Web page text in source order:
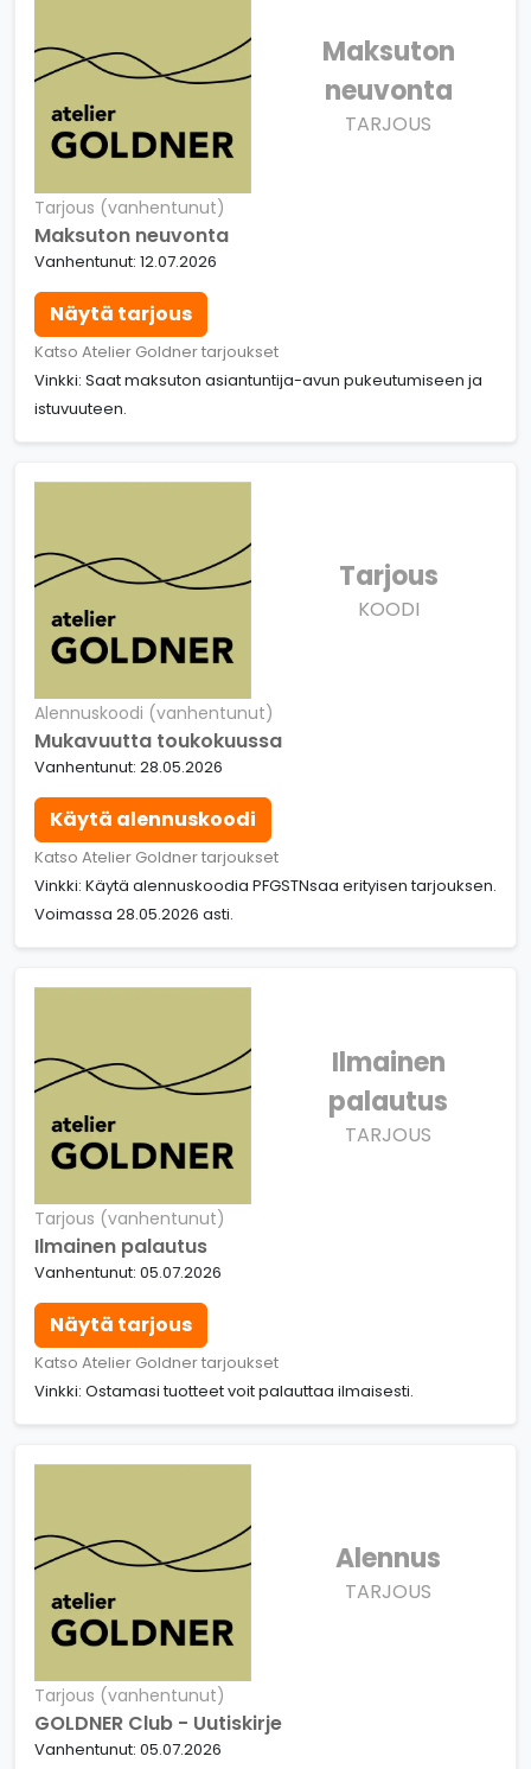
Maksuton
neuvonta
TARJOUS
Tarjous (vanhentunut)
Maksuton neuvonta
Vanhentunut: 12.07.2026
Näytä tarjous
Katso Atelier Goldner tarjoukset
Vinkki: Saat maksuton asiantuntija-avun pukeutumiseen ja
istuvuuteen.
Tarjous
KOODI
Alennuskoodi (vanhentunut)
Mukavuutta toukokuussa
Vanhentunut: 28.05.2026
Käytä alennuskoodi
Katso Atelier Goldner tarjoukset
Vinkki: Käytä alennuskoodia PFGSTNsaa erityisen tarjouksen.
Voimassa 28.05.2026 asti.
Ilmainen
palautus
TARJOUS
Tarjous (vanhentunut)
Ilmainen palautus
Vanhentunut: 05.07.2026
Näytä tarjous
Katso Atelier Goldner tarjoukset
Vinkki: Ostamasi tuotteet voit palauttaa ilmaisesti.
Alennus
TARJOUS
Tarjous (vanhentunut)
GOLDNER Club - Uutiskirje
Vanhentunut: 05.07.2026